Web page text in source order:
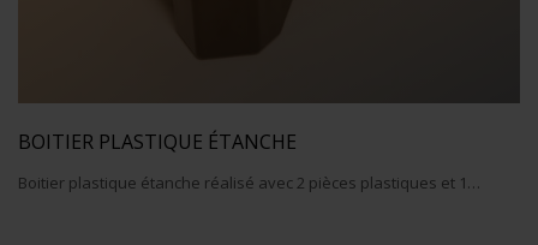
BOITIER PLASTIQUE ÉTANCHE
Boitier plastique étanche réalisé avec 2 pièces plastiques et 1…